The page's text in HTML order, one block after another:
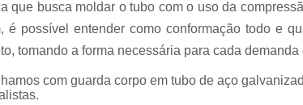
que busca moldar o tubo com o uso da
é possível entender como conformação todo e
tomando a forma necessária para cada demanda
com guarda corpo em tubo de aço